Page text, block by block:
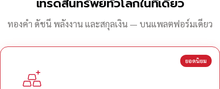
ทองคำ ดัชนี พลังงาน และสกุลเงิน — บนแพลตฟอร์มเดียว
ยอดนิยม